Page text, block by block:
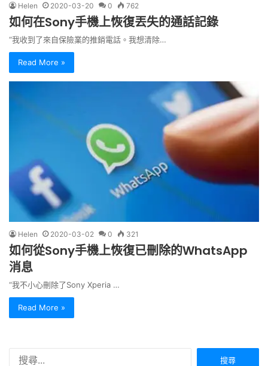
Helen 2020-03-20 0 762
如何在Sony手機上恢復丟失的通話記錄
“我收到了來自保險業的推銷電話。我想清除…
Read More »
Helen 2020-03-02 0 321
如何從Sony手機上恢復已刪除的WhatsApp
消息
“我不小心刪除了Sony Xperia …
Read More »